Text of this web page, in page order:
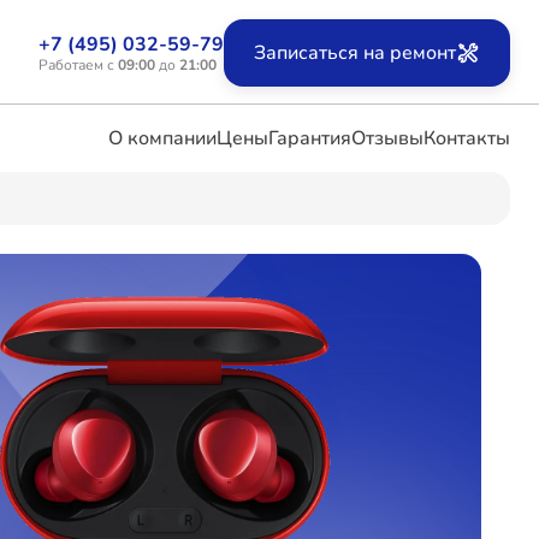
+7 (495) 032-59-79
Работаем с 09:00до 21:00 Записаться на ремонт
О компанииЦеныГарантияОтзывыКонтакты